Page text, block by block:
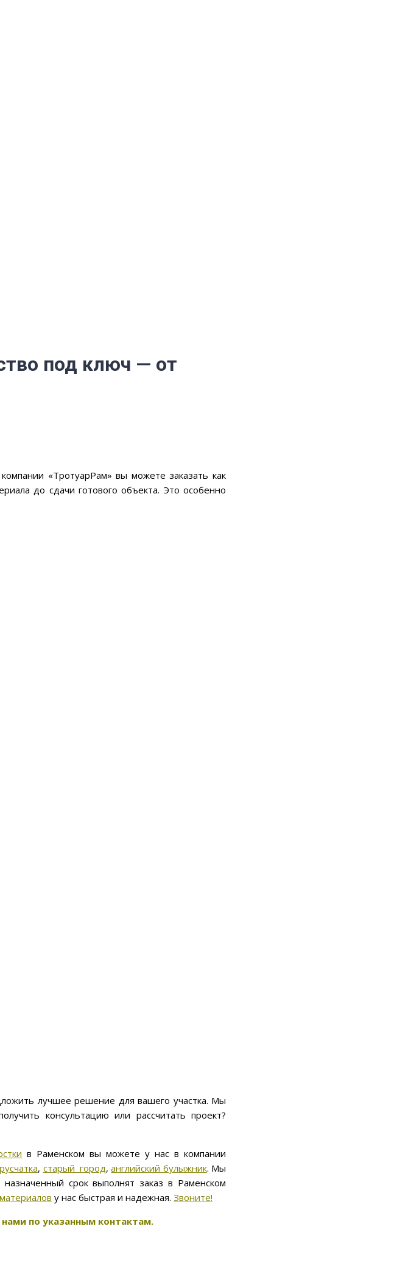
под ключ — от
«ТротуарРам» вы можете заказать как
до сдачи готового объекта. Это особенно
лучшее решение для вашего участка. Мы
консультацию или рассчитать проект?
в Раменском вы можете у нас в компании
, старый город,английский булыжник. Мы
срок выполнят заказ в Раменском
у нас быстрая и надежная. Звоните!
по указанным контактам.